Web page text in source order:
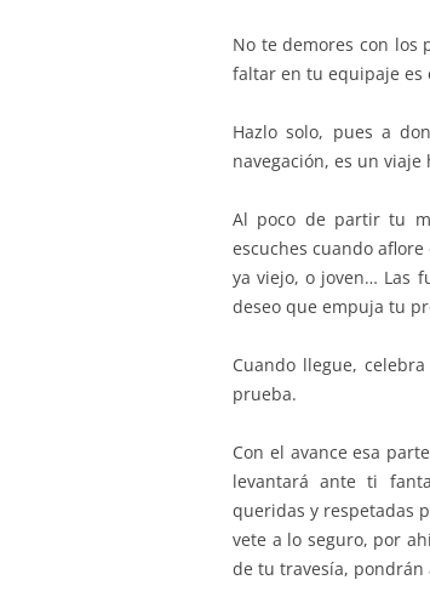
No te demores con los
faltar en tu equipaje es
Hazlo solo, pues a
navegación, es un
Al poco de partir tu
escuches cuando
ya viejo, o joven… Las
deseo que empuja tu
Cuando llegue,
prueba.
Con el avance esa
levantará ante ti
queridas y respetadas
vete a lo seguro, por
de tu travesía,